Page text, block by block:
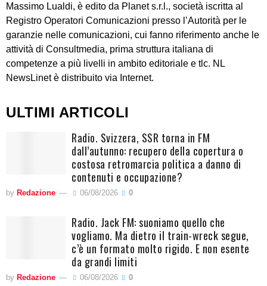
Massimo Lualdi, è edito da Planet s.r.l., società iscritta al
Registro Operatori Comunicazioni presso l’Autorità per le
garanzie nelle comunicazioni, cui fanno riferimento anche le
attività di Consultmedia, prima struttura italiana di
competenze a più livelli in ambito editoriale e tlc. NL
NewsLinet è distribuito via Internet.
ULTIMI ARTICOLI
Radio. Svizzera, SSR torna in FM
dall’autunno: recupero della copertura o
costosa retromarcia politica a danno di
contenuti e occupazione?
by Redazione 06/08/2026 0
Radio. Jack FM: suoniamo quello che
vogliamo. Ma dietro il train-wreck segue,
c’è un formato molto rigido. E non esente
da grandi limiti
by Redazione 06/08/2026 0